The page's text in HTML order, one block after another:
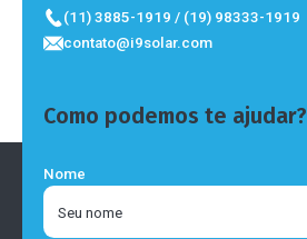
(11) 3885-1919 / (19) 98333-1919
contato@i9solar.com
Como podemos te ajudar?
Nome